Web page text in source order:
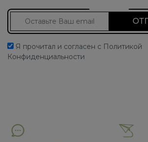
Я прочитал и согласен с Политикой
Конфиденциальности